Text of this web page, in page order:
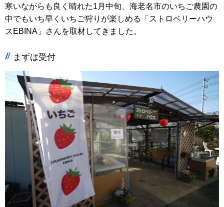
寒いながらも良く晴れた1月中旬、海老名市のいちご農園の
中でもいち早くいちご狩りが楽しめる「ストロベリーハウ
スEBINA」さんを取材してきました。
まずは受付